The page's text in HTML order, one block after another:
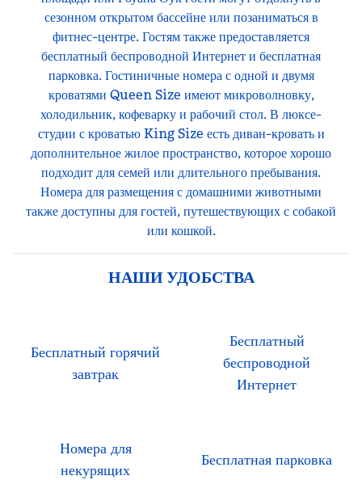
сезонном открытом бассейне или позаниматься в
фитнес-центре. Гостям также предоставляется
бесплатный беспроводной Интернет и бесплатная
парковка. Гостиничные номера с одной и двумя
кроватями Queen Size имеют микроволновку,
холодильник, кофеварку и рабочий стол. В люксе-
студии с кроватью King Size есть диван-кровать и
дополнительное жилое пространство, которое хорошо
подходит для семей или длительного пребывания.
Номера для размещения с домашними животными
также доступны для гостей, путешествующих с собакой
или кошкой.
НАШИ УДОБСТВА
Бесплатный горячий
завтрак
Бесплатный
беспроводной
Интернет
Номера для
некурящих
Бесплатная парковка